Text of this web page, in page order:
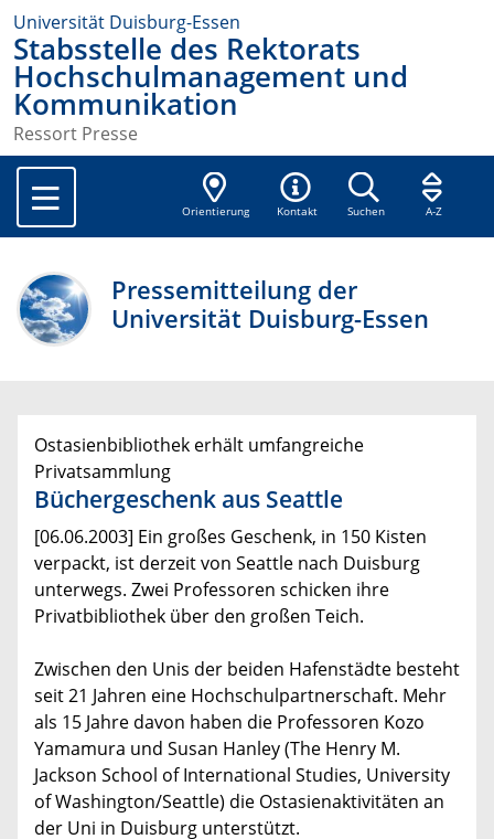
Universität Duisburg-Essen
Stabsstelle des Rektorats
Hochschulmanagement und
Kommunikation
Ressort Presse
Orientierung Kontakt Suchen A-Z
Pressemitteilung der
Universität Duisburg-Essen
Ostasienbibliothek erhält umfangreiche
Privatsammlung
Büchergeschenk aus Seattle
[06.06.2003] Ein großes Geschenk, in 150 Kisten
verpackt, ist derzeit von Seattle nach Duisburg
unterwegs. Zwei Professoren schicken ihre
Privatbibliothek über den großen Teich.
Zwischen den Unis der beiden Hafenstädte besteht
seit 21 Jahren eine Hochschulpartnerschaft. Mehr
als 15 Jahre davon haben die Professoren Kozo
Yamamura und Susan Hanley (The Henry M.
Jackson School of International Studies, University
of Washington/Seattle) die Ostasienaktivitäten an
der Uni in Duisburg unterstützt.